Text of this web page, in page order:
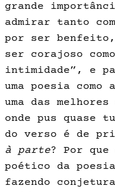
grande
admirar tanto
por ser
ser corajoso
intimidade”, e
uma poesia
uma das
onde pus quase
do verso é de
à parte? Por que
poético da
fazendo